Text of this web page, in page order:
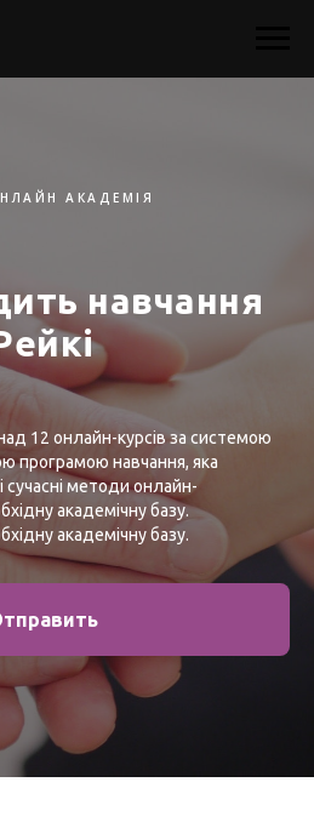
АКАДЕМІЯ
навчання
12 онлайн-курсів за системою
програмою навчання, яка
сучасні методи онлайн-
академічну базу.
академічну базу.